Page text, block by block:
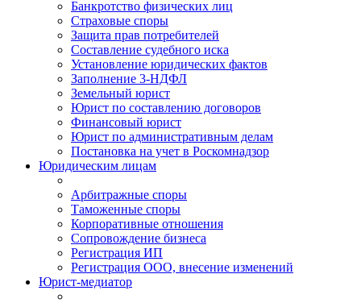
Банкротство физических лиц
Страховые споры
Защита прав потребителей
Составление судебного иска
Установление юридических фактов
Заполнение 3-НДФЛ
Земельный юрист
Юрист по составлению договоров
Финансовый юрист
Юрист по административным делам
Постановка на учет в Роскомнадзор
Юридическим лицам
Арбитражные споры
Таможенные споры
Корпоративные отношения
Сопровождение бизнеса
Регистрация ИП
Регистрация ООО, внесение изменений
Юрист-медиатор